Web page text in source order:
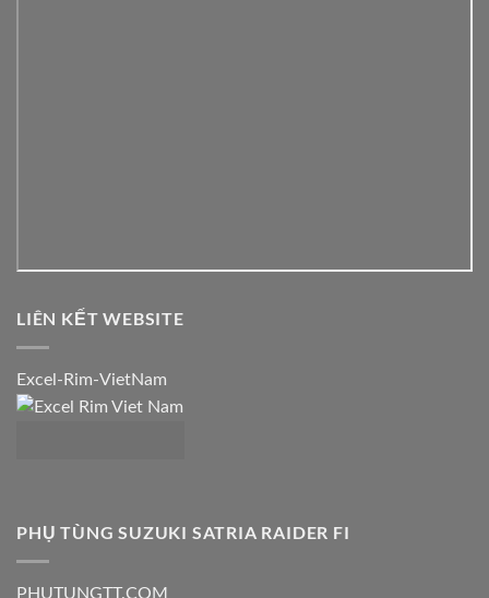
LIÊN KẾT WEBSITE
Excel-Rim-VietNam
PHỤ TÙNG SUZUKI SATRIA RAIDER FI
PHUTUNGTT.COM